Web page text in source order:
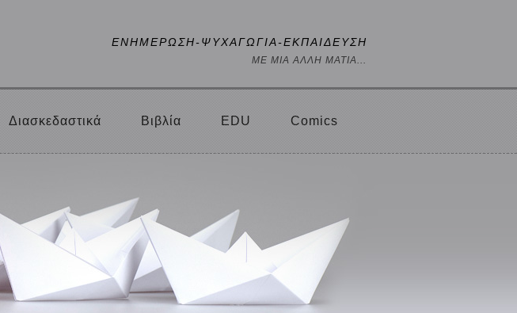
ΕΝΗΜΕΡΩΣΗ-ΨΥΧΑΓΩΓΙΑ-ΕΚΠΑΙΔΕΥΣΗ
ΜΕ ΜΙΑ ΑΛΛΗ ΜΑΤΙΑ...
Διασκεδαστικά Βιβλία EDU Comics